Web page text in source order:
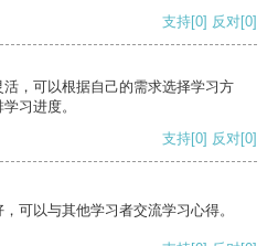
支持[0] 反对[0]
，可以根据自己的需求选择学习方
习进度。
支持[0] 反对[0]
可以与其他学习者交流学习心得。